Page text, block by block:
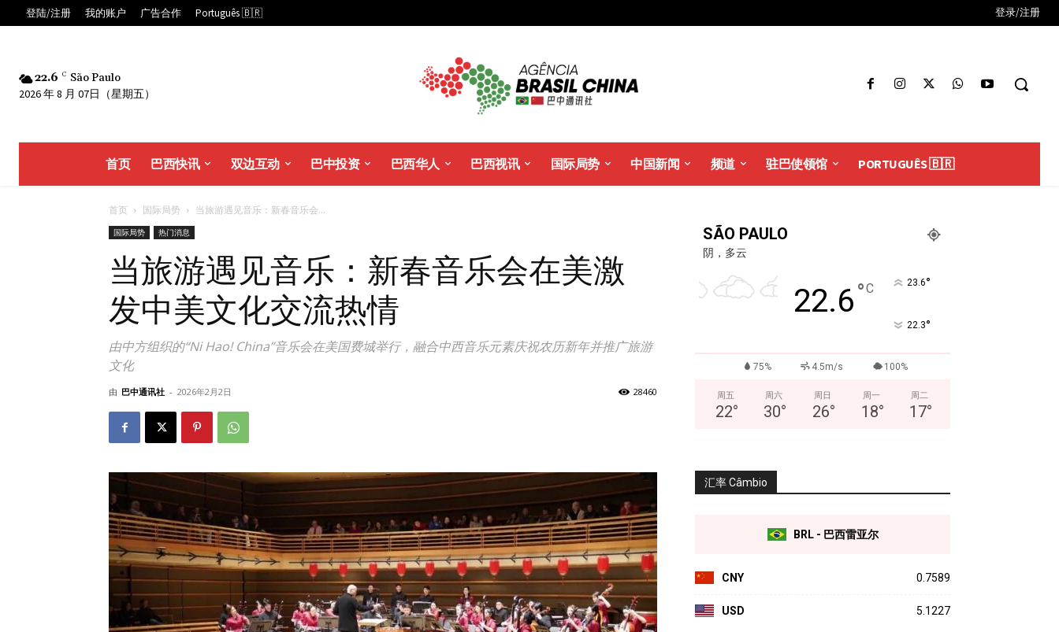
登陆/注册 我的账户 广告合作 Português 🇧🇷 登录/注册
22.6 C São Paulo
2026 年 8 月 07日（星期五）
首页 巴西快讯 双边互动 巴中投资 巴西华人 巴西视讯 国际局势 中国新闻 频道 驻巴使领馆 PORTUGUÊS 🇧🇷
首页 国际局势 当旅游遇见音乐：新春音乐会...
国际局势 热门消息
当旅游遇见音乐：新春音乐会在美激
发中美文化交流热情
由中方组织的“Ni Hao! China”音乐会在美国费城举行，融合中西音乐元素庆祝农历新年并推广旅游
文化
由 巴中通讯社 - 2026年2月2日 28460
SÃO PAULO
阴，多云
22.6°C 23.6°
22.3°
75% 4.5m/s 100%
周五
22°
周六
30°
周日
26°
周一
18°
周二
17°
汇率 Câmbio
BRL - 巴西雷亚尔
CNY 0.7589
USD 5.1227